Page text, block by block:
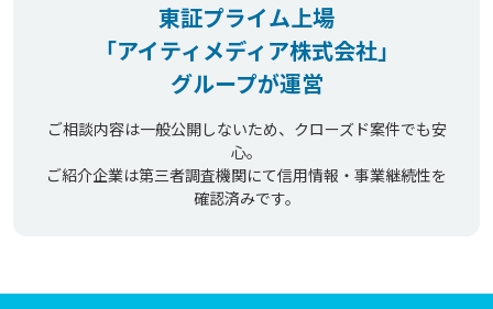
東証プライム上場
「アイティメディア株式会社」
グループが運営
ご相談内容は一般公開しないため、クローズド案件でも安
心。
ご紹介企業は第三者調査機関にて信用情報・事業継続性を
確認済みです。